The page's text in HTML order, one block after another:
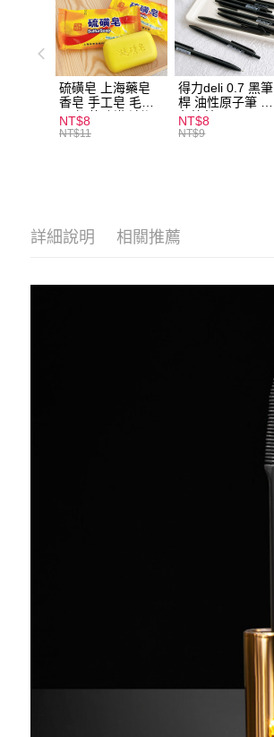
硫磺皂 上海藥皂
香皂 手工皂 毛囊
炎 抑菌除蟎 清潔
護膚 去油去痘 寵
NT$8
NT$11
得力deli 0.7 黑筆
桿 油性原子筆 黑
色筆芯 S304
NT$8
NT$9
詳細說明 相關推薦